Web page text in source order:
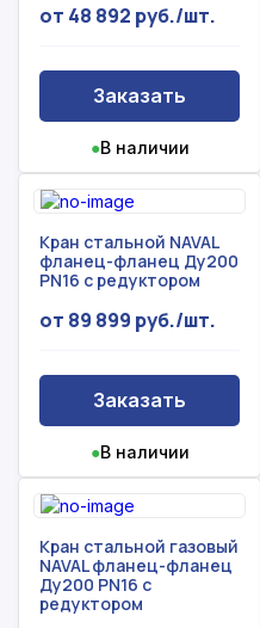
от 48 892 руб./шт.
Заказать
●В наличии
Кран стальной NAVAL
фланец-фланец Ду200
PN16 с редуктором
от 89 899 руб./шт.
Заказать
●В наличии
Кран стальной газовый
NAVAL фланец-фланец
Ду200 PN16 с
редуктором